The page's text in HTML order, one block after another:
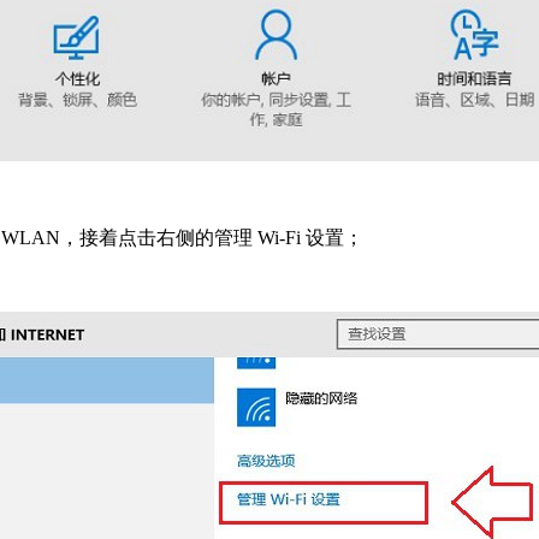
，接着点击右侧的管理 Wi-Fi 设置；